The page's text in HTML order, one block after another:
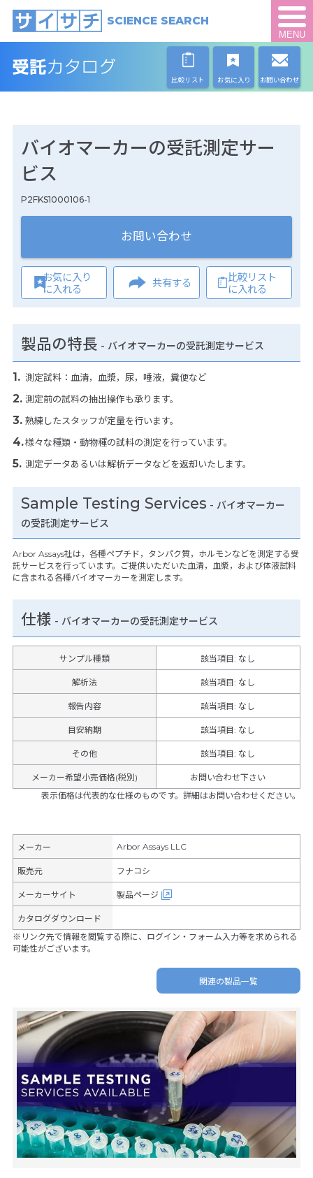
SCIENCE SEARCH
MENU
比較リスト お気に入り お問い合わせ
バイオマーカーの受託測定サー
ビス
P2FKS1000106-1
お問い合わせ
お気に入り
に入れる
共有する
比較リスト
に入れる
製品の特長 - バイオマーカーの受託測定サービス
測定試料：血清，血漿，尿，唾液，糞便など
測定前の試料の抽出操作も承ります。
熟練したスタッフが定量を行います。
様々な種類・動物種の試料の測定を行っています。
測定データあるいは解析データなどを返却いたします。
Sample Testing Services - バイオマーカー
の受託測定サービス
Arbor Assays社は，各種ペプチド，タンパク質，ホルモンなどを測定する受
託サービスを行っています。ご提供いただいた血清，血漿，および体液試料
に含まれる各種バイオマーカーを測定します。
仕様 - バイオマーカーの受託測定サービス
サンプル種類 該当項目: なし
解析法 該当項目: なし
報告内容 該当項目: なし
目安納期 該当項目: なし
その他 該当項目: なし
メーカー希望小売価格(税別)
お問い合わせ下さい
表示価格は代表的な仕様のものです。詳細はお問い合わせください。
メーカー Arbor Assays LLC
販売元 フナコシ
メーカーサイト 製品ページ
カタログダウンロード
※リンク先で情報を閲覧する際に、ログイン・フォーム入力等を求められる
可能性がございます。
関連の製品一覧